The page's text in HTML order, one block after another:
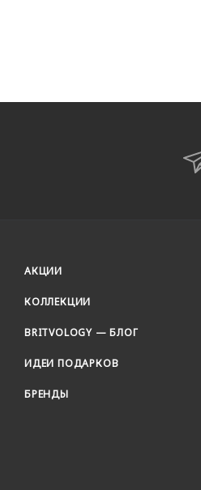
АКЦИИ
КОЛЛЕКЦИИ
BRITVOLOGY — БЛОГ
ИДЕИ ПОДАРКОВ
БРЕНДЫ